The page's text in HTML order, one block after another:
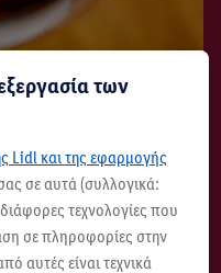
&
των
Lidl και της εφαρμογής
σε αυτά (συλλογικά:
τεχνολογίες που
σε πληροφορίες στην
αυτές είναι τεχνικά